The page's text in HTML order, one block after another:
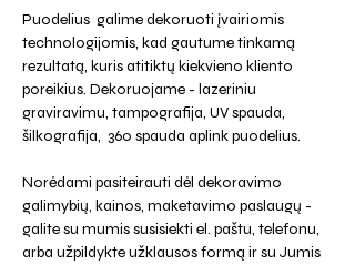
Puodelius galime dekoruoti įvairiomis
technologijomis, kad gautume tinkamą
rezultatą, kuris atitiktų kiekvieno kliento
poreikius. Dekoruojame - lazeriniu
graviravimu, tampografija, UV spauda,
šilkografija, 360 spauda aplink puodelius.
Norėdami pasiteirauti dėl dekoravimo
galimybių, kainos, maketavimo paslaugų -
galite su mumis susisiekti el. paštu, telefonu,
arba užpildykte užklausos formą ir su Jumis